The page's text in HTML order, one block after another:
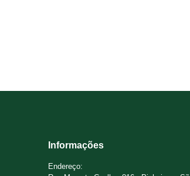
Informações
Endereço: